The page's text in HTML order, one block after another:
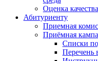
Оценка
Абитуриенту
Приемная
Приёмная
Списки
Перечень